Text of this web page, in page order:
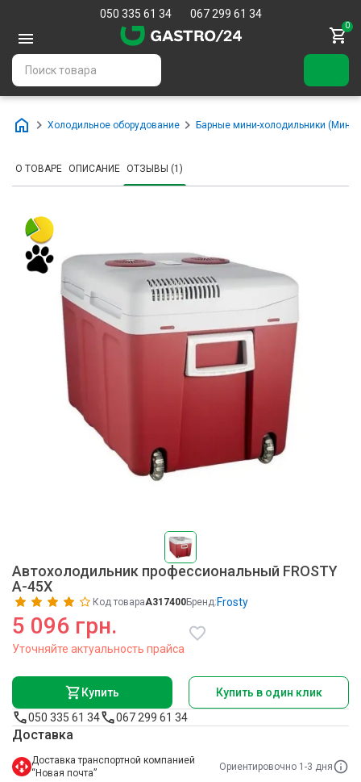
050 335 61 34 067 299 61 34
0
Холодильное оборудование Барные мини-холодильники
О ТОВАРЕ ОПИСАНИЕ ОТЗЫВЫ (1)
Автохолодильник профессиональный FROSTY
A-45X
Код товараA317400Бренд:Frosty
5 096 грн.
Уточняйте актуальность прайса
Купить
Купить в один клик
050 335 61 34
067 299 61 34
Доставка
Доставка транспортной компанией
“Новая почта”
Ориентировочно 1-3 дня